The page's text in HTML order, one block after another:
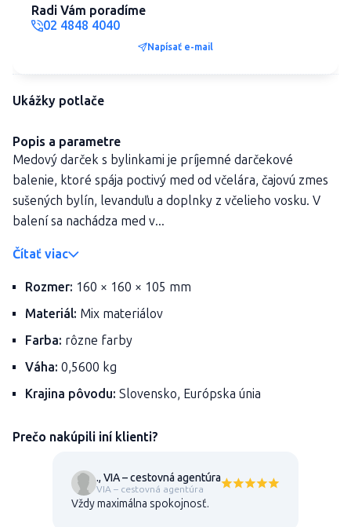
Radi Vám poradíme
02 4848 4040
Napísať e-mail
Ukážky potlače
Popis a parametre
Medový darček s bylinkami je príjemné darčekové
balenie, ktoré spája poctivý med od včelára, čajovú zmes
sušených bylín, levanduľu a doplnky z včelieho vosku. V
balení sa nachádza med v...
Čítať viac
Rozmer: 160 × 160 × 105 mm
Materiál: Mix materiálov
Farba: rôzne farby
Váha: 0,5600 kg
Krajina pôvodu: Slovensko, Európska únia
Prečo nakúpili iní klienti?
., VIA – cestovná agentúra
VIA – cestovná agentúra
Vždy maximálna spokojnosť.